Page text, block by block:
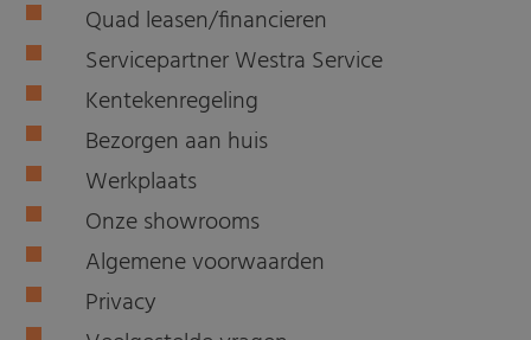
Quad leasen/financieren
Servicepartner Westra Service
Kentekenregeling
Bezorgen aan huis
Werkplaats
Onze showrooms
Algemene voorwaarden
Privacy